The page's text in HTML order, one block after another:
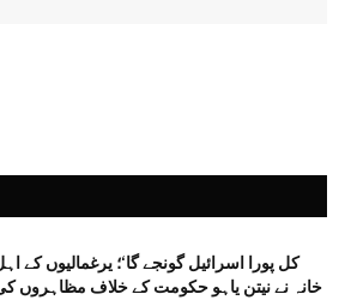
کل پورا اسرائیل گونجے گا‘؛ یرغمالیوں کے
خانہ نے نیتن یاہو حکومت کے خلاف مظاہروں